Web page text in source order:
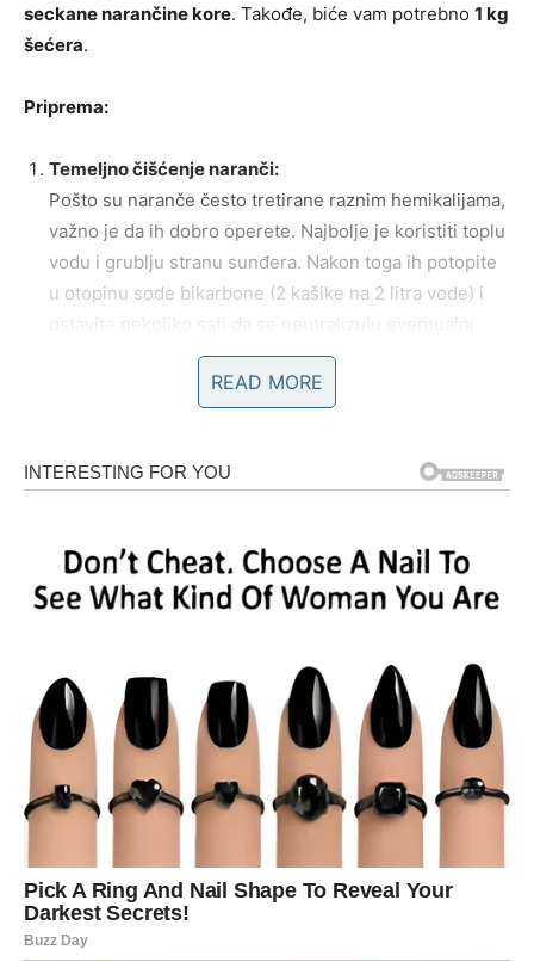
seckane narančine kore. Takođe, biće vam potrebno 1 kg
šećera.
Priprema:
Temeljno čišćenje naranči:
Pošto su naranče često tretirane raznim hemikalijama,
važno je da ih dobro operete. Najbolje je koristiti toplu
vodu i grublju stranu sunđera. Nakon toga ih potopite
u otopinu sode bikarbone (2 kašike na 2 litra vode) i
komadima. Unutrašnji beli deo kore treba pažljivo
ne dobijete 200 grama kore.
Isecite naranče na komade, pazeći da odstranite
eventualne semenke.
Kuvanje džema:
U velikoj šerpi pomešajte seckano voće, narandžinu
koru i šećer. Stavite sve na laganu vatru i kuvajte uz
želite, izblendati smesu štapnim mikserom (potpuno ili
delimično, u zavisnosti da li volite džem sa
komadićima). Nastavite da kuvate još oko sat vremena,
READ MORE